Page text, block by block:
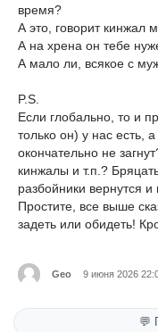
время?
А это, говорит кинжал
А на хрена он тебе
А мало ли, всякое с
P.S.
Если глобально, то и
только он) у нас есть,
окончательно не
кинжалы и т.п.?
разбойники вернутся и
Простите, все выше
задеть или обидеть!
Geo 9 июня 2026
💬